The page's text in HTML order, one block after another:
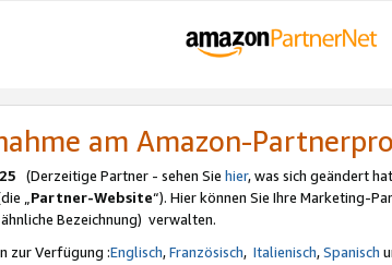
am Amazon-
(Derzeitige Partner - sehen Sie hier, was sich geändert
„Partner-Website“). Hier können Sie Ihre Marketing-
Bezeichnung) verwalten.
zur Verfügung :Englisch,Französisch, Italienisch,Spanisch